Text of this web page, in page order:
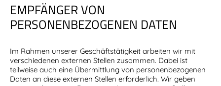
EMPFÄNGER VON
PERSONENBEZOGENEN DATEN
Im Rahmen unserer Geschäftstätigkeit arbeiten wir mit
verschiedenen externen Stellen zusammen. Dabei ist
teilweise auch eine Übermittlung von personenbezogenen
Daten an diese externen Stellen erforderlich. Wir geben